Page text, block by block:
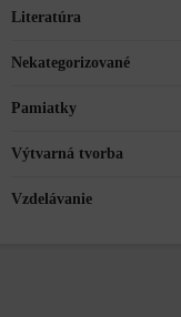
Literatúra
Nekategorizované
Pamiatky
Výtvarná tvorba
Vzdelávanie